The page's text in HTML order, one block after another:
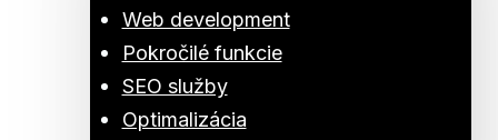
Web development
Pokročilé funkcie
SEO služby
Optimalizácia